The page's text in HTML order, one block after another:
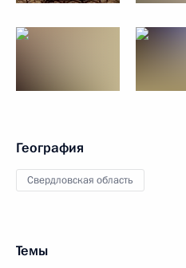
География
Свердловская область
Темы